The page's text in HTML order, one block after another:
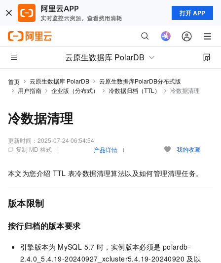
打开 APP
云原生数据库 PolarDB
首页 云原生数据库 PolarDB
云原生数据库PolarDB分布式版
用户指南
企业版（分布式） 冷数据归档（TTL） 冷数据清理
冷数据清理
更新时间： 2025-07-24 06:54:54
复制 MD 格式
产品详情 我的收藏
本文为您介绍 TTL 表冷数据清理算法以及如何管理清理任务。
版本限制
按行归档的版本要求
引擎版本为 MySQL 5.7 时，实例版本必须是 polardb-
2.4.0_5.4.19-20240927_xcluster5.4.19-20240920 及以